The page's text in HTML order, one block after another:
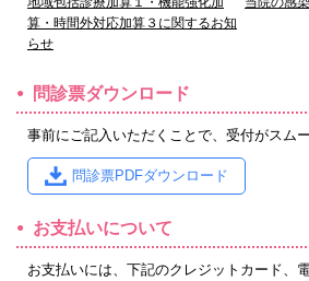
算・時間外対応加算３に関するお知
らせ
問診票ダウンロード
事前にご記入いただくことで、受付がスムー
問診票PDFダウンロード
お支払いについて
お支払いには、下記のクレジットカード、